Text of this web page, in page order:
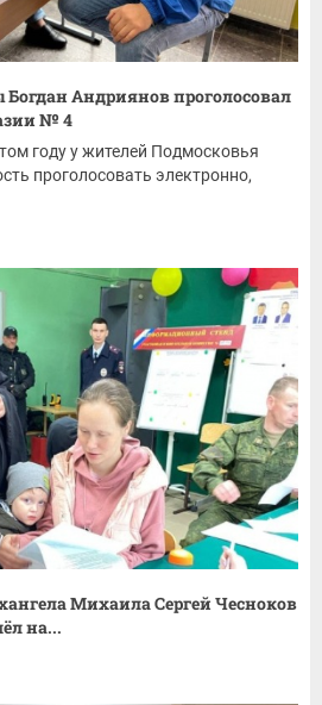
Андриянов проголосовал
№ 4
году у жителей Подмосковья
проголосовать электронно,
Михаила Сергей Чесноков
на...